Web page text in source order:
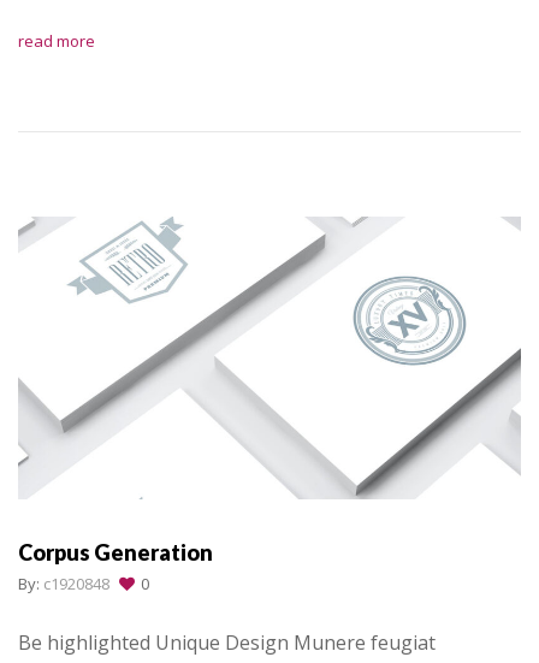
read more
Corpus Generation
By: c1920848 0
Be highlighted Unique Design Munere feugiat